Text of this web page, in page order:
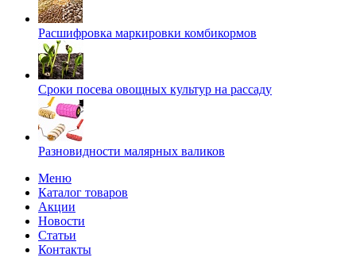
Расшифровка маркировки комбикормов
Сроки посева овощных культур на рассаду
Разновидности малярных валиков
Меню
Каталог товаров
Акции
Новости
Статьи
Контакты